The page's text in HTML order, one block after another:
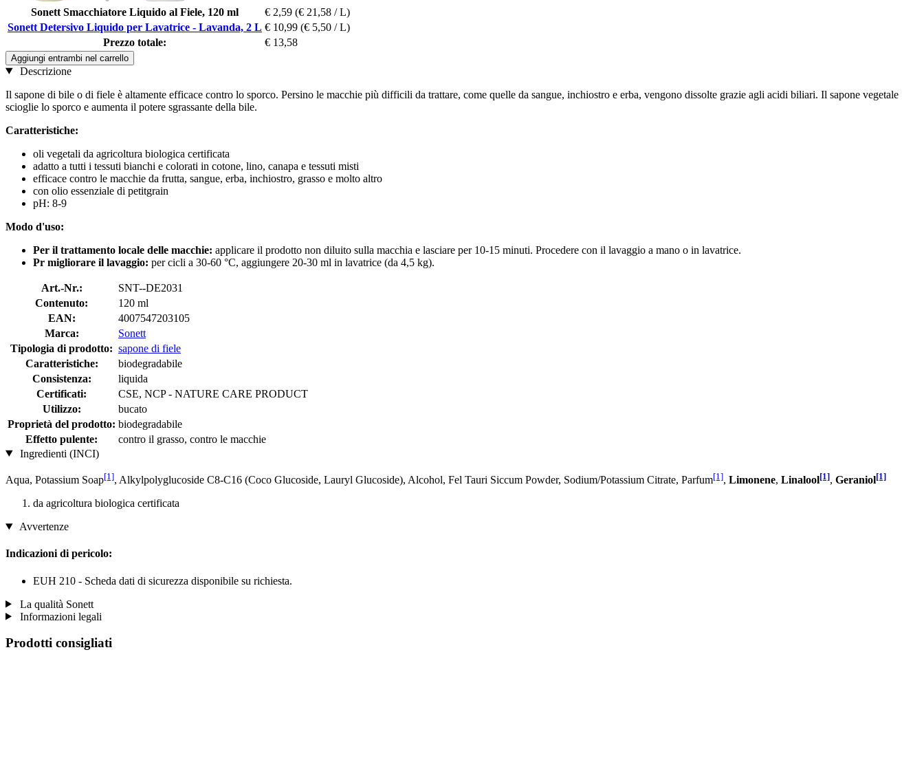
Sonett Smacchiatore Liquido al Fiele, 120 ml € 2,59 (€ 21,58 / L)
Sonett Detersivo Liquido per Lavatrice - Lavanda, 2 L € 10,99 (€ 5,50 / L)
Prezzo totale:
€ 13,58
Aggiungi entrambi nel carrello
Descrizione
Il sapone di bile o di fiele è altamente efficace contro lo sporco. Persino le macchie più difficili da trattare, come quelle da sangue, inchiostro e erba, vengono dissolte grazie agli acidi biliari. Il sapone vegetale
scioglie lo sporco e aumenta il potere sgrassante della bile.
Caratteristiche:
oli vegetali da agricoltura biologica certificata
adatto a tutti i tessuti bianchi e colorati in cotone, lino, canapa e tessuti misti
efficace contro le macchie da frutta, sangue, erba, inchiostro, grasso e molto altro
con olio essenziale di petitgrain
pH: 8-9
Modo d'uso:
Per il trattamento locale delle macchie: applicare il prodotto non diluito sulla macchia e lasciare per 10-15 minuti. Procedere con il lavaggio a mano o in lavatrice.
Pr migliorare il lavaggio: per cicli a 30-60 °C, aggiungere 20-30 ml in lavatrice (da 4,5 kg).
Art.-Nr.:
SNT--DE2031
Contenuto:
120 ml
EAN:
4007547203105
Marca:
Sonett
Tipologia di prodotto: sapone di fiele
Caratteristiche:
biodegradabile
Consistenza:
liquida
Certificati:
CSE, NCP - NATURE CARE PRODUCT
Utilizzo:
bucato
Proprietà del prodotto: biodegradabile
Effetto pulente:
contro il grasso, contro le macchie
Ingredienti (INCI)
Aqua, Potassium Soap[1], Alkylpolyglucoside C8-C16 (Coco Glucoside, Lauryl Glucoside), Alcohol, Fel Tauri Siccum Powder, Sodium/Potassium Citrate, Parfum[1], Limonene, Linalool[1], Geraniol[1]
da agricoltura biologica certificata
Avvertenze
Indicazioni di pericolo:
EUH 210 - Scheda dati di sicurezza disponibile su richiesta.
La qualità Sonett
Informazioni legali
Prodotti consigliati